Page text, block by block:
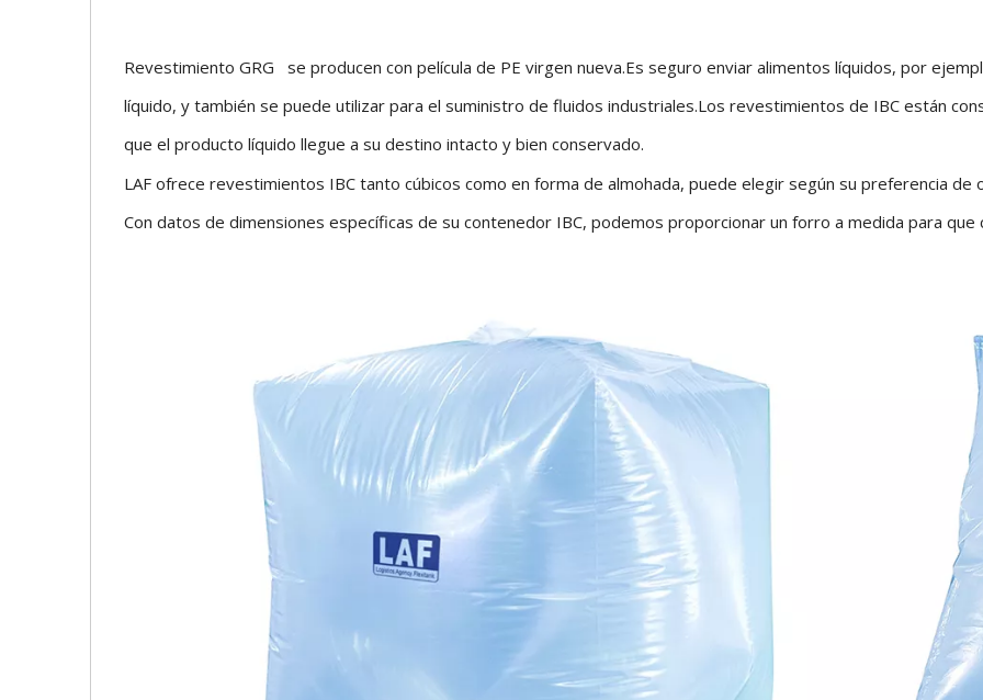
Revestimiento GRG se producen con película de PE virgen nueva.Es seguro enviar alimentos líquidos, por
líquido, y también se puede utilizar para el suministro de fluidos industriales.Los revestimientos de IBC están
que el producto líquido llegue a su destino intacto y bien conservado.
LAF ofrece revestimientos IBC tanto cúbicos como en forma de almohada, puede elegir según su preferencia de
Con datos de dimensiones específicas de su contenedor IBC, podemos proporcionar un forro a medida para que